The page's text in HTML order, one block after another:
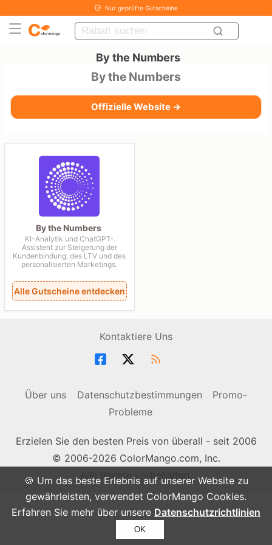
🍪 Um das beste Erlebnis auf unserer Website zu
gewährleisten, verwendet ColorMango Cookies.
Erfahren Sie mehr über unsere Datenschutzrichtlinien
OK
Nur geprüfte Gutscheine
By the Numbers
By the Numbers
Offizielle Website →
By the Numbers
KI-Analytik und ChatGPT-
Assistent zur Steigerung der
Kundenbindung, des LTV und des
personalisierten Marketings.
Alle Gutscheine entdecken
Kontaktiere Uns
Über uns Datenschutzbestimmungen
Promo-
Probleme
Erzielen Sie den besten Preis von überall - seit 2006
© 2006-2026 ColorMango.com, Inc.
Alle Rechte vorbehalten.